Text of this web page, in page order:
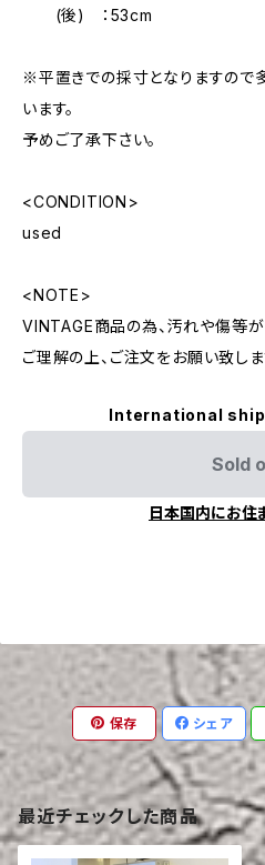
(後) ：53cm
※平置きでの採寸となりますので
います。
予めご了承下さい。
<CONDITION>
used
<NOTE>
VINTAGE商品の為、汚れや傷等が
ご理解の上、ご注文をお願い致しま
International
Sold
日本国内にお住
保存 シェア
最近チェックした商品